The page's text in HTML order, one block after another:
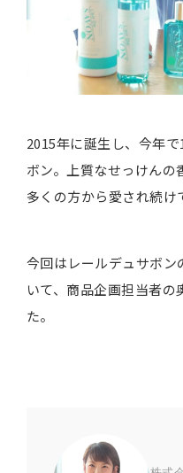
2015年に誕生し、今年
ボン。上質なせっけんの
多くの方から愛され続け
今回はレールデュサボ
いて、商品企画担当者
た。